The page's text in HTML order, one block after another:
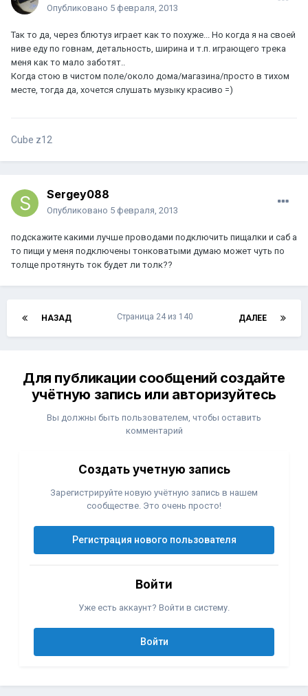
Опубликовано 5 февраля, 2013
Так то да, через блютуз играет как то похуже... Но когда я на своей
ниве еду по говнам, детальность, ширина и т.п. играющего трека
меня как то мало заботят..
Когда стою в чистом поле/около дома/магазина/просто в тихом
месте, тогда да, хочется слушать музыку красиво =)
Cube z12
Sergey088
Опубликовано 5 февраля, 2013
подскажите какими лучше проводами подключить пищалки и саб а
то пищи у меня подключены тонковатыми думаю может чуть по
толще протянуть ток будет ли толк??
НАЗАД ДАЛЕЕ
Страница 24 из 140
Для публикации сообщений создайте
учётную запись или авторизуйтесь
Вы должны быть пользователем, чтобы оставить
комментарий
Создать учетную запись
Зарегистрируйте новую учётную запись в нашем
сообществе. Это очень просто!
Регистрация нового пользователя
Войти
Уже есть аккаунт? Войти в систему.
Войти